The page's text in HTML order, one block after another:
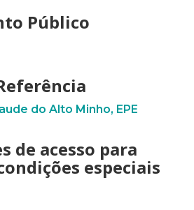
Público
do Alto Minho, EPE
de acesso para
especiais